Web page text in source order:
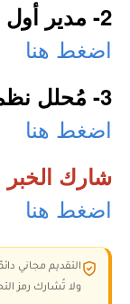
2- مدير أول الحوكمة:
اضغط هنا
3- مُحلل نظم القبول والبيانات:
اضغط هنا
شارك الخبر
اضغط هنا
التقديم مجاني
ولا تُشارك رمز